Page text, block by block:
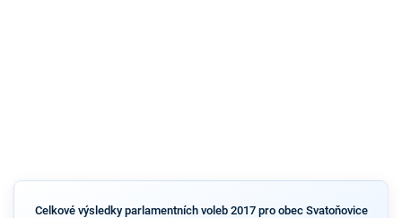
Celkové výsledky parlamentních voleb 2017 pro obec Svatoňovice